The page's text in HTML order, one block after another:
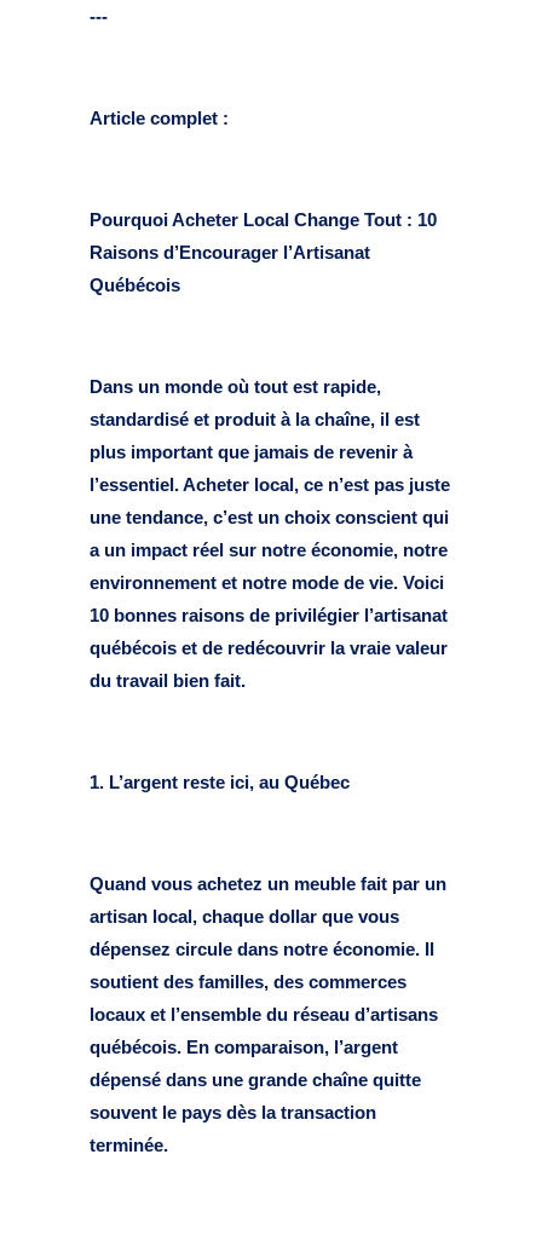
---
Article complet :
Pourquoi Acheter Local Change Tout : 10
Raisons d’Encourager l’Artisanat
Québécois
Dans un monde où tout est rapide,
standardisé et produit à la chaîne, il est
plus important que jamais de revenir à
l’essentiel. Acheter local, ce n’est pas juste
une tendance, c’est un choix conscient qui
a un impact réel sur notre économie, notre
environnement et notre mode de vie. Voici
10 bonnes raisons de privilégier l’artisanat
québécois et de redécouvrir la vraie valeur
du travail bien fait.
1. L’argent reste ici, au Québec
Quand vous achetez un meuble fait par un
artisan local, chaque dollar que vous
dépensez circule dans notre économie. Il
soutient des familles, des commerces
locaux et l’ensemble du réseau d’artisans
québécois. En comparaison, l’argent
dépensé dans une grande chaîne quitte
souvent le pays dès la transaction
terminée.